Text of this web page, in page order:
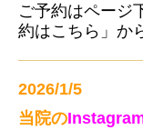
ご予約はペー
約はこちら」か
2026/1/5
当院の